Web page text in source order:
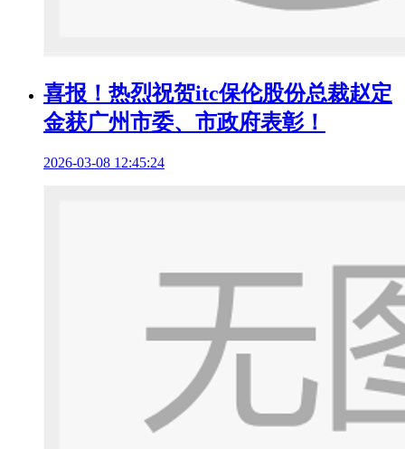
喜报！热烈祝贺itc保伦股份总裁赵定
金获广州市委、市政府表彰！
2026-03-08 12:45:24